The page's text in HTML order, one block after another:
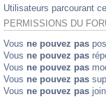
Utilisateurs parcourant
PERMISSIONS DU
Vous ne pouvez pas
Vous ne pouvez pas
Vous ne pouvez pas
Vous ne pouvez pas
Vous ne pouvez pas